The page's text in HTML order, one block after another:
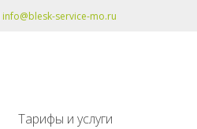
info@blesk-service-mo.ru
Тарифы и услуги